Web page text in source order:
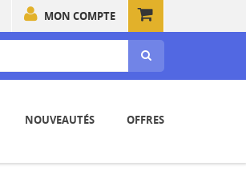
MON COMPTE
NOUVEAUTÉS OFFRES